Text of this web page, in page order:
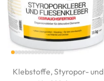
Klebstoffe, Styropor- und